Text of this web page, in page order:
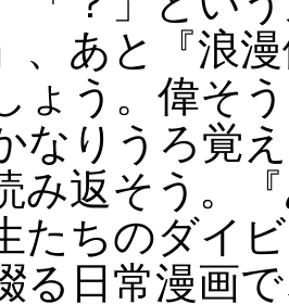
、あと『浪
ょう。偉そ
なりうろ覚
み返そう。
たちのダイ
る日常漫画